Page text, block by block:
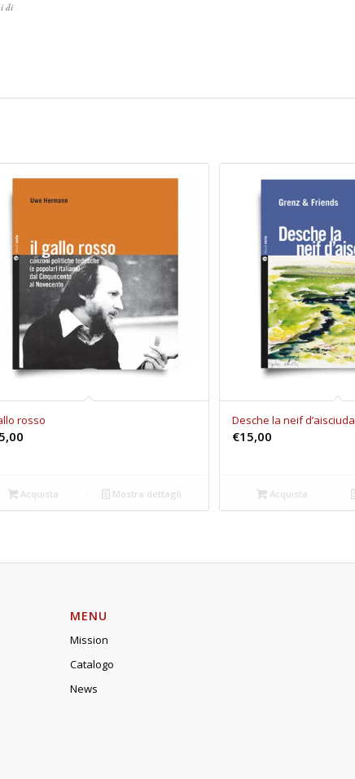
di
rosso
Acquista Mostra dettagli
Desche la neif d’aisciuda
€15,00
Acquista
MENU
Mission
Catalogo
News